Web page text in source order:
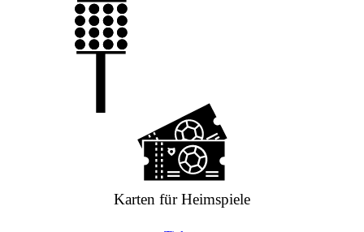
Karten für Heimspiele